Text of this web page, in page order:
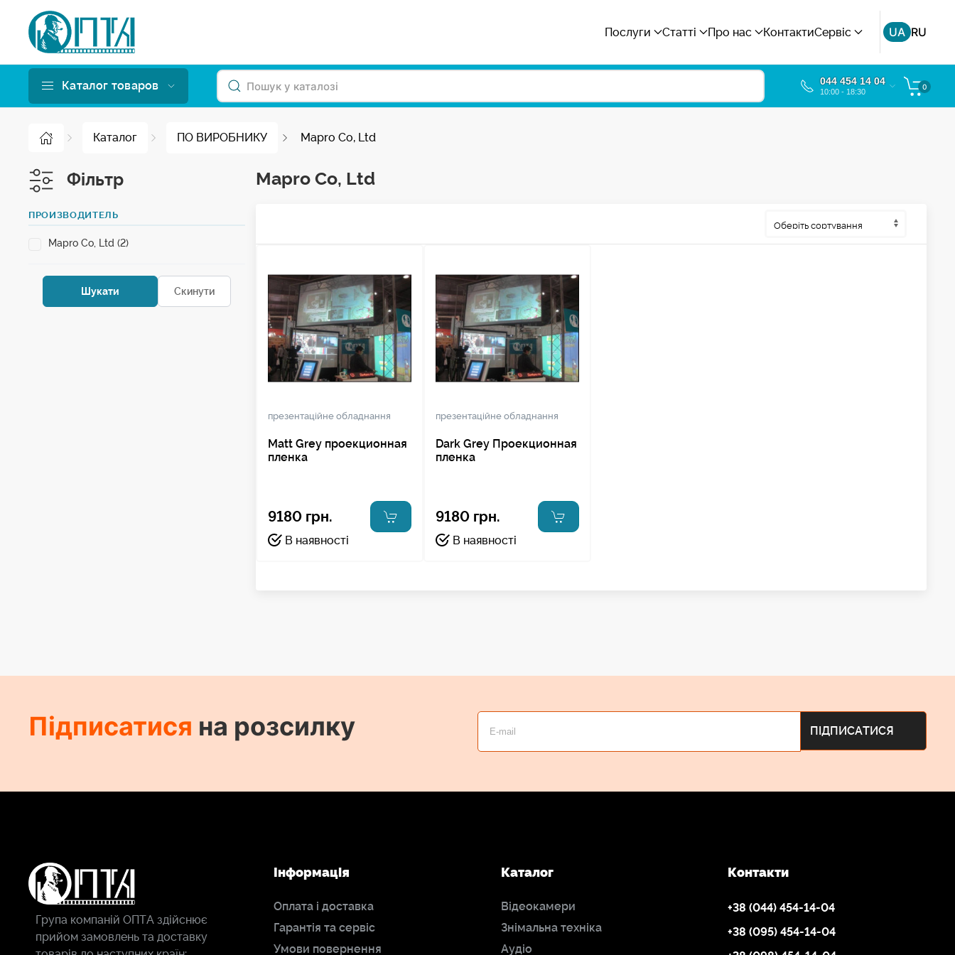
Послуги Статті Про нас КонтактиСервіс UA RU
Каталог товаров 044 454 14 04
10:00 - 18:30
0
Каталог ПО ВИРОБНИКУ Mapro Co, Ltd
Фільтр
ПРОИЗВОДИТЕЛЬ
Mapro Co, Ltd (2)
Mapro Co, Ltd
презентаційне обладнання
Matt Grey проекционная
пленка
9180 грн.
В наявності
презентаційне обладнання
Dark Grey Проекционная
пленка
9180 грн.
В наявності
Підписатися на розсилку
Група компаній ОПТА здійснює
прийом замовлень та доставку
Інформація
Оплата і доставка
Гарантія та сервіс
Умови повернення
Каталог
Відеокамери
Знімальна техніка
Аудіо
Контакти
+38 (044) 454-14-04
+38 (095) 454-14-04